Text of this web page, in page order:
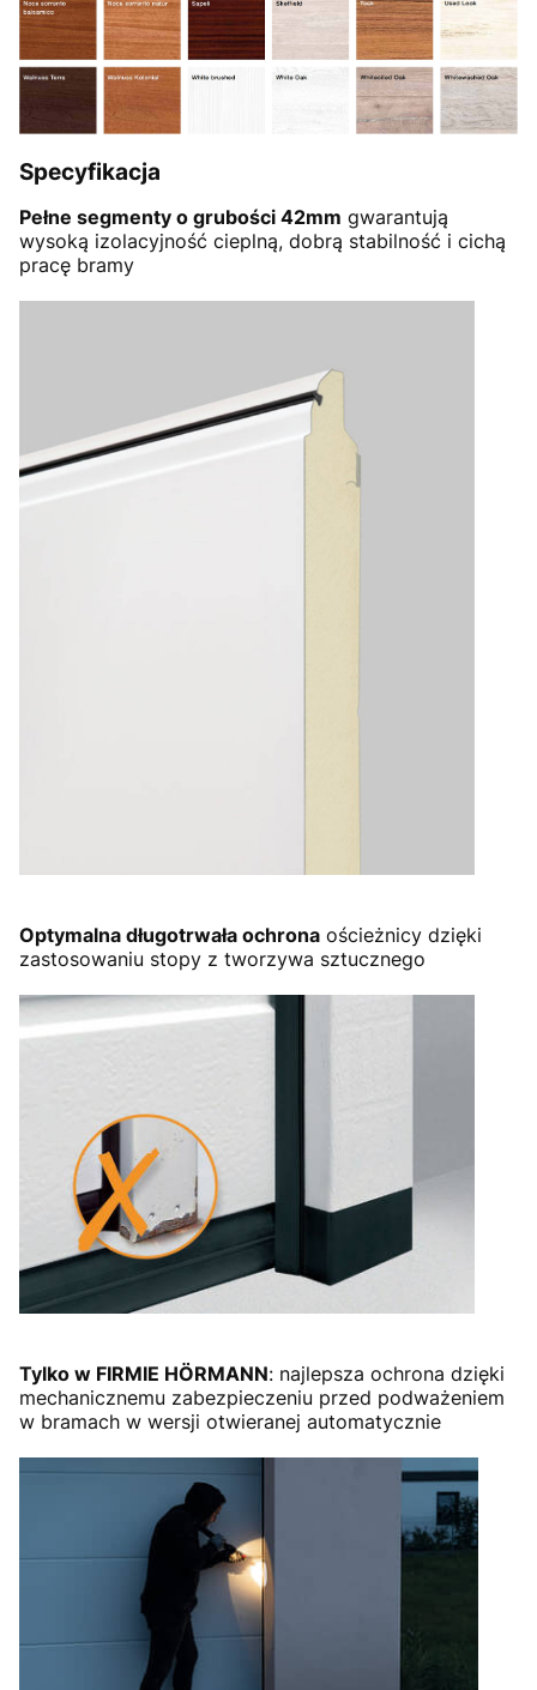
Specyfikacja
Pełne segmenty o grubości 42mm gwarantują
wysoką izolacyjność cieplną, dobrą stabilność i cichą
pracę bramy
Optymalna długotrwała ochrona ościeżnicy dzięki
zastosowaniu stopy z tworzywa sztucznego
Tylko w FIRMIE HÖRMANN: najlepsza ochrona dzięki
mechanicznemu zabezpieczeniu przed podważeniem
w bramach w wersji otwieranej automatycznie